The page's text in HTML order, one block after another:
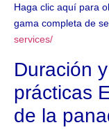
Haga clic aquí para
gama completa de
services/
Duración
prácticas
de la